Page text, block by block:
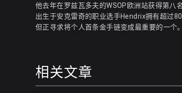
他去年在罗兹瓦多夫的WSOP欧洲站获得第八名
出生于安克雷奇的职业选手Hendrix拥有超过
但正寻求将个人首条金手链变成最重要的一个。
相关文章